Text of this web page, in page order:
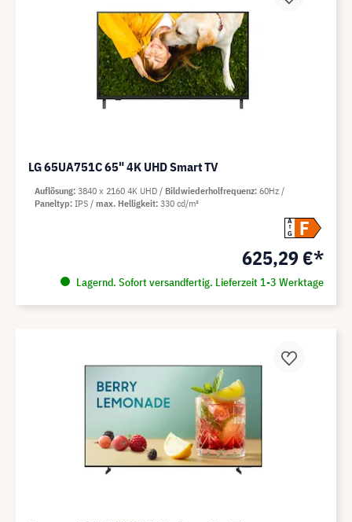
LG 65UA751C 65" 4K UHD Smart TV
A
G
F
625,29 €*
Lagernd. Sofort versandfertig. Lieferzeit 1-3 Werktage
Auflösung 3840 x 2160 4K UHD Bildwiederholfrequenz 60Hz
Paneltyp IPS max. Helligkeit 330 cd/m²